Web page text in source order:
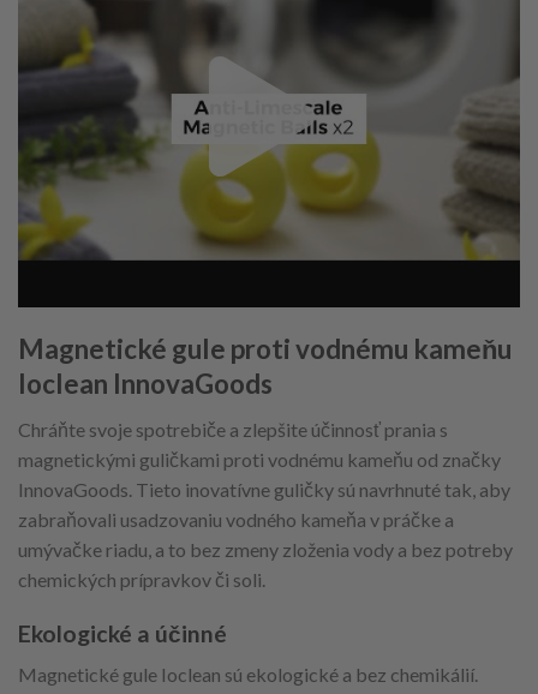
Magnetické gule proti vodnému kameňu
Ioclean InnovaGoods
Chráňte svoje spotrebiče a zlepšite účinnosť prania s
magnetickými guličkami proti vodnému kameňu od značky
InnovaGoods. Tieto inovatívne guličky sú navrhnuté tak, aby
zabraňovali usadzovaniu vodného kameňa v práčke a
umývačke riadu, a to bez zmeny zloženia vody a bez potreby
chemických prípravkov či soli.
Ekologické a účinné
Magnetické gule Ioclean sú ekologické a bez chemikálií.